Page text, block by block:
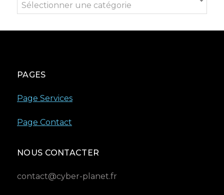
Sélectionner une catégorie
PAGES
Page Services
Page Contact
NOUS CONTACTER
contact@cyber-planet.fr